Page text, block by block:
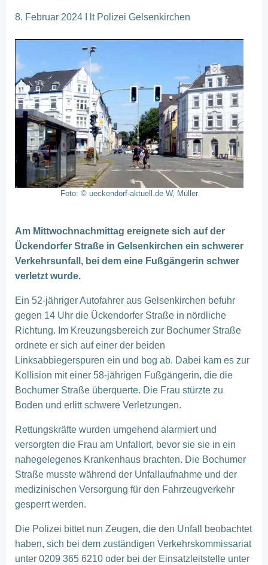
8. Februar 2024 I lt Polizei Gelsenkirchen
Foto: © ueckendorf-aktuell.de W, Müller
Am Mittwochnachmittag ereignete sich auf der
Ückendorfer Straße in Gelsenkirchen ein schwerer
Verkehrsunfall, bei dem eine Fußgängerin schwer
verletzt wurde.
Ein 52-jähriger Autofahrer aus Gelsenkirchen befuhr
gegen 14 Uhr die Ückendorfer Straße in nördliche
Richtung. Im Kreuzungsbereich zur Bochumer Straße
ordnete er sich auf einer der beiden
Linksabbiegerspuren ein und bog ab. Dabei kam es zur
Kollision mit einer 58-jährigen Fußgängerin, die die
Bochumer Straße überquerte. Die Frau stürzte zu
Boden und erlitt schwere Verletzungen.
Rettungskräfte wurden umgehend alarmiert und
versorgten die Frau am Unfallort, bevor sie sie in ein
nahegelegenes Krankenhaus brachten. Die Bochumer
Straße musste während der Unfallaufnahme und der
medizinischen Versorgung für den Fahrzeugverkehr
gesperrt werden.
Die Polizei bittet nun Zeugen, die den Unfall beobachtet
haben, sich bei dem zuständigen Verkehrskommissariat
unter 0209 365 6210 oder bei der Einsatzleitstelle unter